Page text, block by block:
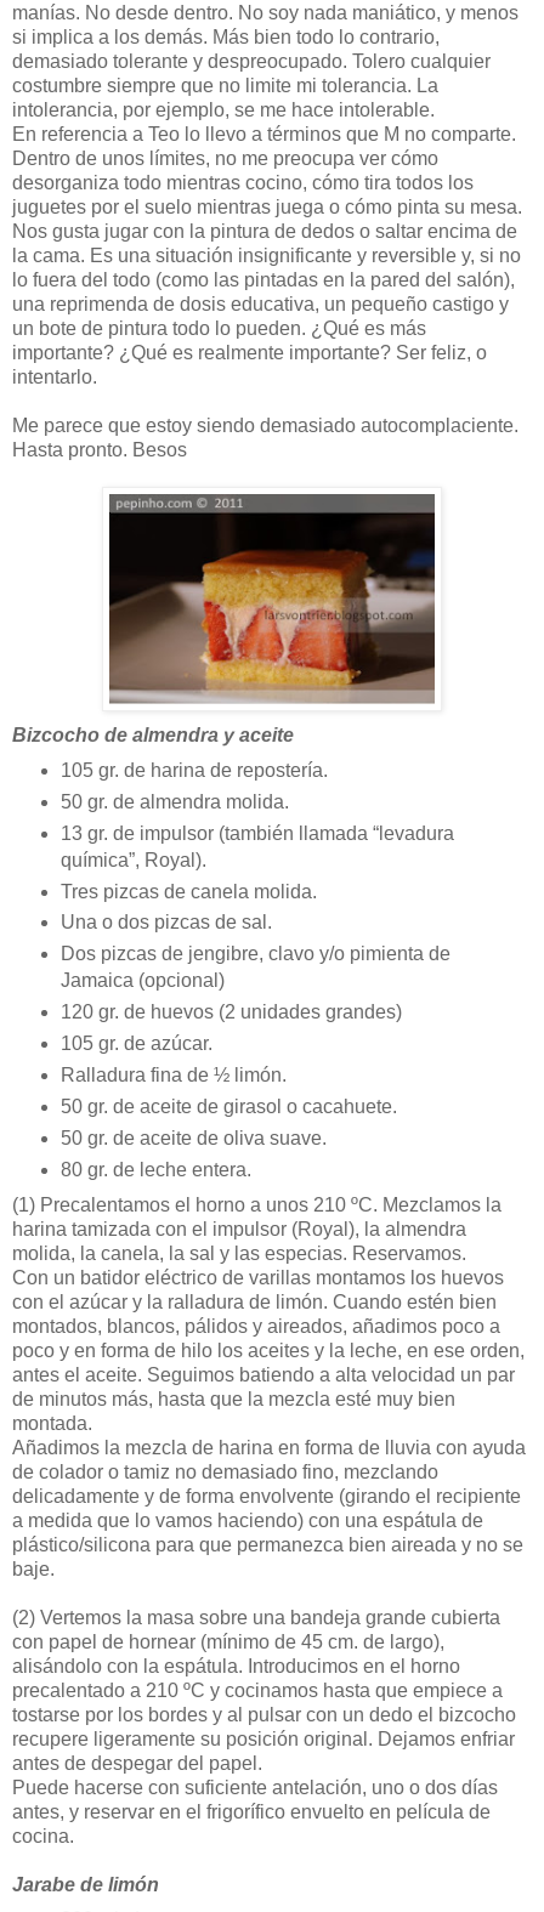
manías. No desde dentro. No soy nada maniático, y menos
si implica a los demás. Más bien todo lo contrario,
demasiado tolerante y despreocupado. Tolero cualquier
costumbre siempre que no limite mi tolerancia. La
intolerancia, por ejemplo, se me hace intolerable.
En referencia a Teo lo llevo a términos que M no comparte.
Dentro de unos límites, no me preocupa ver cómo
desorganiza todo mientras cocino, cómo tira todos los
juguetes por el suelo mientras juega o cómo pinta su mesa.
Nos gusta jugar con la pintura de dedos o saltar encima de
la cama. Es una situación insignificante y reversible y, si no
lo fuera del todo (como las pintadas en la pared del salón),
una reprimenda de dosis educativa, un pequeño castigo y
un bote de pintura todo lo pueden. ¿Qué es más
importante? ¿Qué es realmente importante? Ser feliz, o
intentarlo.
Me parece que estoy siendo demasiado autocomplaciente.
Hasta pronto. Besos
Bizcocho de almendra y aceite
105 gr. de harina de repostería.
50 gr. de almendra molida.
13 gr. de impulsor (también llamada “levadura
química”, Royal).
Tres pizcas de canela molida.
Una o dos pizcas de sal.
Dos pizcas de jengibre, clavo y/o pimienta de
Jamaica (opcional)
120 gr. de huevos (2 unidades grandes)
105 gr. de azúcar.
Ralladura fina de ½ limón.
50 gr. de aceite de girasol o cacahuete.
50 gr. de aceite de oliva suave.
80 gr. de leche entera.
(1) Precalentamos el horno a unos 210 ºC. Mezclamos la
harina tamizada con el impulsor (Royal), la almendra
molida, la canela, la sal y las especias. Reservamos.
Con un batidor eléctrico de varillas montamos los huevos
con el azúcar y la ralladura de limón. Cuando estén bien
montados, blancos, pálidos y aireados, añadimos poco a
poco y en forma de hilo los aceites y la leche, en ese orden,
antes el aceite. Seguimos batiendo a alta velocidad un par
de minutos más, hasta que la mezcla esté muy bien
montada.
Añadimos la mezcla de harina en forma de lluvia con ayuda
de colador o tamiz no demasiado fino, mezclando
delicadamente y de forma envolvente (girando el recipiente
a medida que lo vamos haciendo) con una espátula de
plástico/silicona para que permanezca bien aireada y no se
baje.
(2) Vertemos la masa sobre una bandeja grande cubierta
con papel de hornear (mínimo de 45 cm. de largo),
alisándolo con la espátula. Introducimos en el horno
precalentado a 210 ºC y cocinamos hasta que empiece a
tostarse por los bordes y al pulsar con un dedo el bizcocho
recupere ligeramente su posición original. Dejamos enfriar
antes de despegar del papel.
Puede hacerse con suficiente antelación, uno o dos días
antes, y reservar en el frigorífico envuelto en película de
cocina.
Jarabe de limón